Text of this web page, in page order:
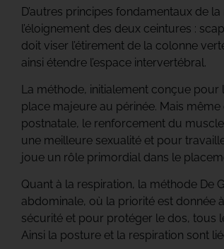
D’autres principes fondamentaux de
l’éloignement des deux ceintures :
doit viser l’étirement de la colonne
ainsi étendre l’espace intervertébral.
La méthode, initialement conçue
place majeure au périnée. Mais
postnatale, le renforcement du
une meilleure sexualité et pour
joue un rôle primordial dans le
Quant à la respiration, la méthode De
abdominale, où la priorité est donnée
sécurité et pour protéger le dos, tous
Ainsi la posture et la respiration sont